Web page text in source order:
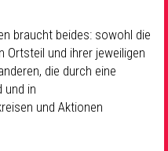
braucht beides: sowohl die
Ortsteil und ihrer jeweiligen
die durch eine
und in
und Aktionen